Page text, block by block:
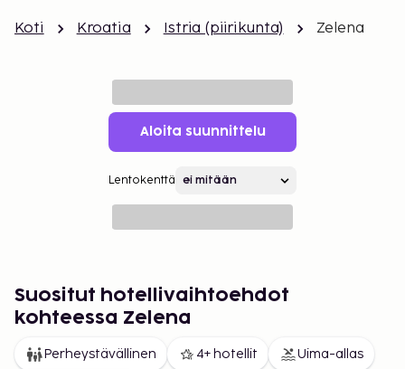
Koti Kroatia Istria (piirikunta) Zelena
Aloita suunnittelu
Lentokenttä
Suositut hotellivaihtoehdot
kohteessa Zelena
Perheystävällinen 4+ hotellit Uima-allas